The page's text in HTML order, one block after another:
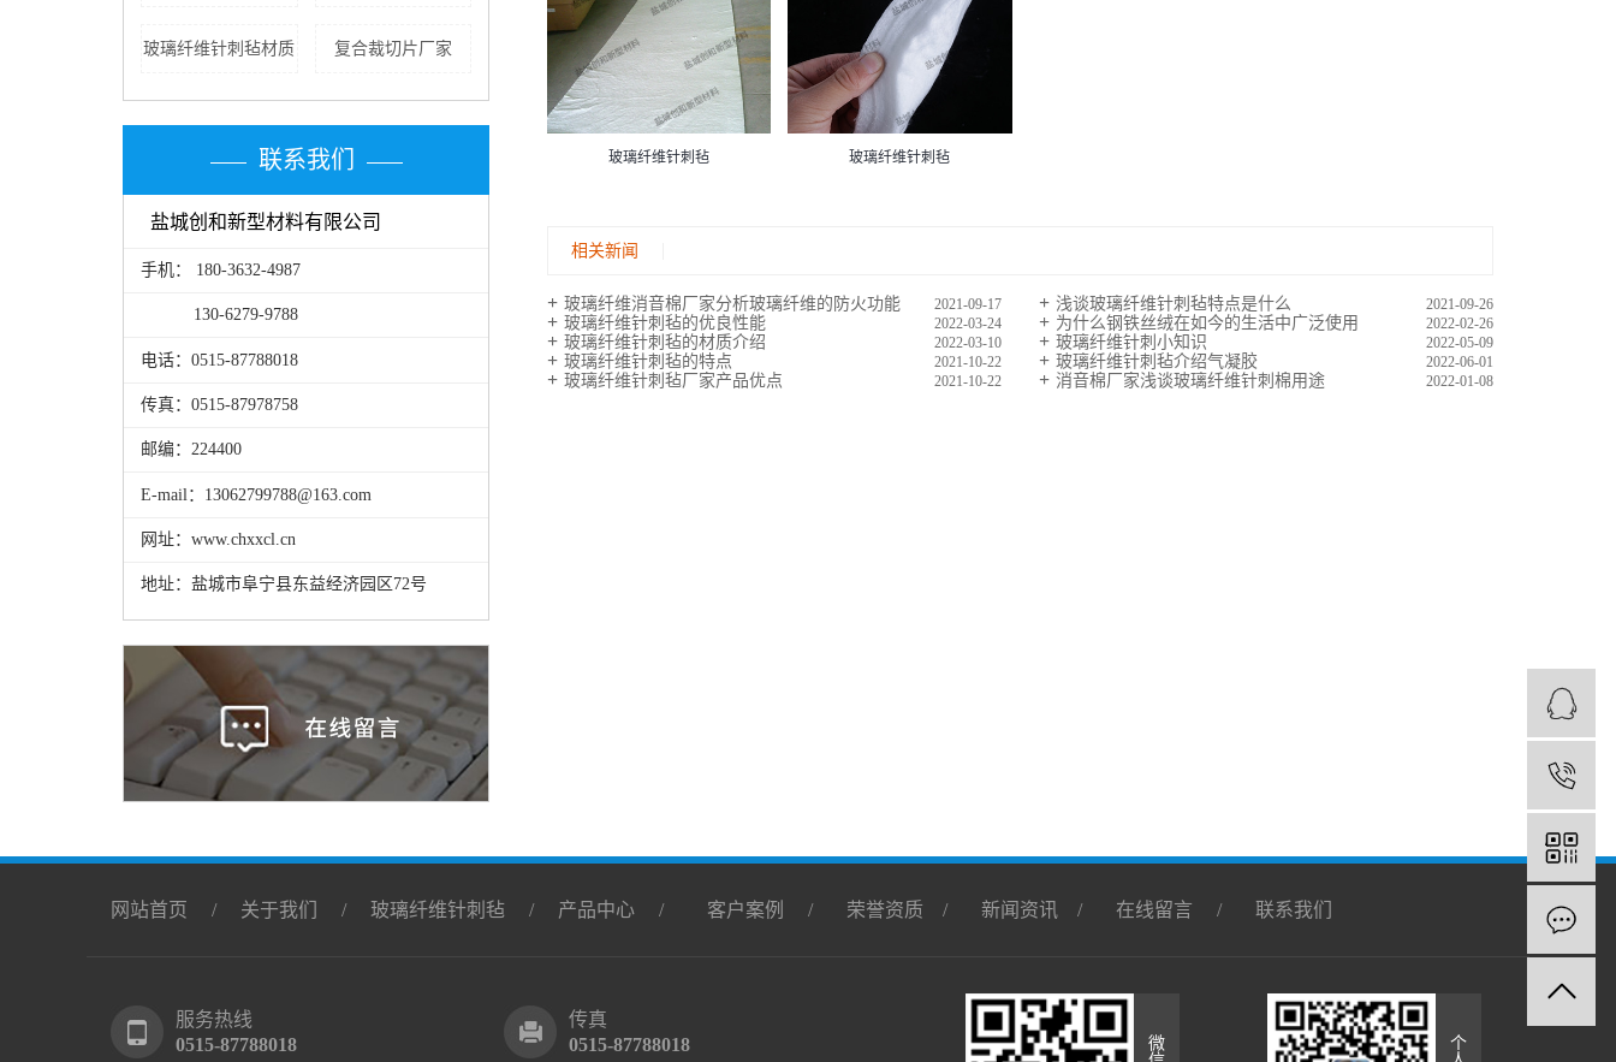
玻璃纤维针刺毡材质 复合裁切片厂家
联系我们
盐城创和新型材料有限公司
手机： 180-3632-4987
130-6279-9788
电话：0515-87788018
传真：0515-87978758
邮编：224400
E-mail：13062799788@163.com
网址：www.chxxcl.cn
地址：盐城市阜宁县东益经济园区72号
玻璃纤维针刺毡 玻璃纤维针刺毡
相关新闻
玻璃纤维消音棉厂家分析玻璃纤维的防火功能 2021-09-17 浅谈玻璃纤维针刺毡特点是什么 2021-09-26
玻璃纤维针刺毡的优良性能 2022-03-24 为什么钢铁丝绒在如今的生活中广泛使用 2022-02-26
玻璃纤维针刺毡的材质介绍 2022-03-10 玻璃纤维针刺小知识 2022-05-09
玻璃纤维针刺毡的特点 2021-10-22 玻璃纤维针刺毡介绍气凝胶 2022-06-01
玻璃纤维针刺毡厂家产品优点 2021-10-22 消音棉厂家浅谈玻璃纤维针刺棉用途 2022-01-08
网站首页 / 关于我们 / 玻璃纤维针刺毡 / 产品中心 / 客户案例 / 荣誉资质 / 新闻资讯 / 在线留言 / 联系我们
服务热线
0515-87788018
传真
0515-87788018
微
个